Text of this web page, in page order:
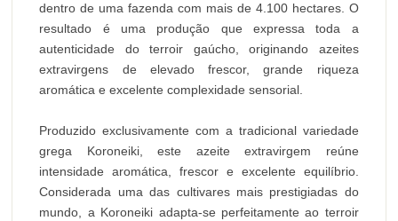
dentro de uma fazenda com mais de 4.100 hectares. O
resultado é uma produção que expressa toda a
autenticidade do terroir gaúcho, originando azeites
extravirgens de elevado frescor, grande riqueza
aromática e excelente complexidade sensorial.
Produzido exclusivamente com a tradicional variedade
grega Koroneiki, este azeite extravirgem reúne
intensidade aromática, frescor e excelente equilíbrio.
Considerada uma das cultivares mais prestigiadas do
mundo, a Koroneiki adapta-se perfeitamente ao terroir